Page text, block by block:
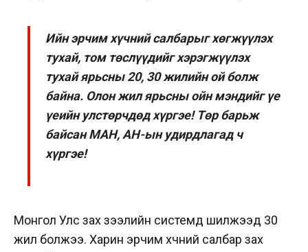
Ийн эрчим хүчний салбарыг хөгжүүлэх
тухай, том төслүүдийг хэрэгжүүлэх
тухай ярьсны 20, 30 жилийн ой болж
байна. Олон жил ярьсны ойн мэндийг үе
үеийн улстөрчдөд хүргэе! Төр барьж
байсан МАН, АН-ын удирдлагад ч
хүргэе!
Монгол Улс зах зээлийн системд шилжээд 30
жил болжээ. Харин эрчим хүчний салбар зах